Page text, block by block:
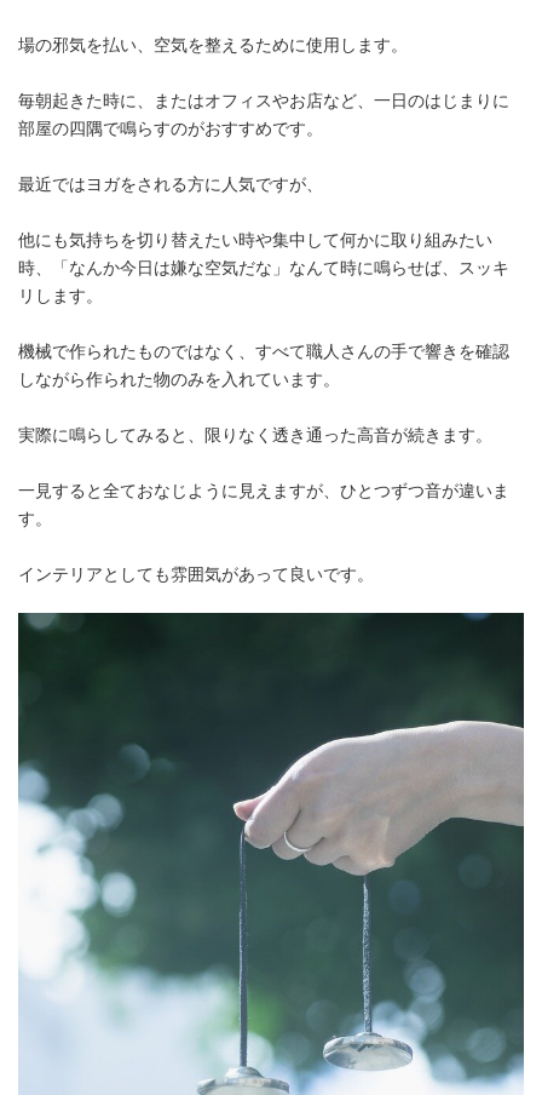
場の邪気を払い、空気を整えるために使用します。
毎朝起きた時に、またはオフィスやお店など、一日のはじまりに
部屋の四隅で鳴らすのがおすすめです。
最近ではヨガをされる方に人気ですが、
他にも気持ちを切り替えたい時や集中して何かに取り組みたい
時、「なんか今日は嫌な空気だな」なんて時に鳴らせば、スッキ
リします。
機械で作られたものではなく、すべて職人さんの手で響きを確認
しながら作られた物のみを入れています。
実際に鳴らしてみると、限りなく透き通った高音が続きます。
一見すると全ておなじように見えますが、ひとつずつ音が違いま
す。
インテリアとしても雰囲気があって良いです。